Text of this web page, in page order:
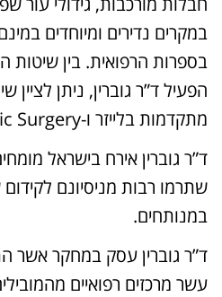
במקרים נדירים ומיוחדים
בספרות הרפואית. בין שיטות
הפעיל ד”ר גוברין, ניתן לציין
מתקדמות בלייזר ו-Mohs Micrographic Surgery.
ד”ר גוברין אירח בישראל
שתרמו רבות מניסיונם
במנותחים.
ד”ר גוברין עסק במחקר אשר
עשר מרכזים רפואיים